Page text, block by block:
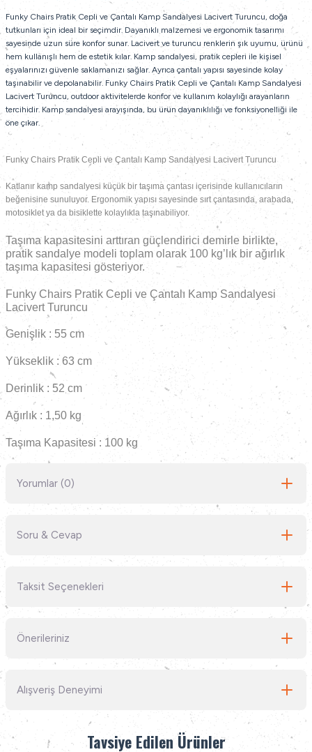
Funky Chairs Pratik Cepli ve Çantalı Kamp Sandalyesi Lacivert Turuncu, doğa
tutkunları için ideal bir seçimdir. Dayanıklı malzemesi ve ergonomik tasarımı
sayesinde uzun süre konfor sunar. Lacivert ve turuncu renklerin şık uyumu, ürünü
hem kullanışlı hem de estetik kılar. Kamp sandalyesi, pratik cepleri ile kişisel
eşyalarınızı güvenle saklamanızı sağlar. Ayrıca çantalı yapısı sayesinde kolay
taşınabilir ve depolanabilir. Funky Chairs Pratik Cepli ve Çantalı Kamp Sandalyesi
Lacivert Turuncu, outdoor aktivitelerde konfor ve kullanım kolaylığı arayanların
tercihidir. Kamp sandalyesi arayışında, bu ürün dayanıklılığı ve fonksiyonelliği ile
öne çıkar.
Funky Chairs Pratik Cepli ve Çantalı Kamp Sandalyesi Lacivert Turuncu
Katlanır kamp sandalyesi küçük bir taşıma çantası içerisinde kullanıcıların
beğenisine sunuluyor. Ergonomik yapısı sayesinde sırt çantasında, arabada,
motosiklet ya da bisiklette kolaylıkla taşınabiliyor.
Taşıma kapasitesini arttıran güçlendirici demirle birlikte,
pratik sandalye modeli toplam olarak 100 kg’lık bir ağırlık
taşıma kapasitesi gösteriyor.
Funky Chairs Pratik Cepli ve Çantalı Kamp Sandalyesi
Lacivert Turuncu
Genişlik : 55 cm
Yükseklik : 63 cm
Derinlik : 52 cm
Ağırlık : 1,50 kg
Taşıma Kapasitesi : 100 kg
Yorumlar (0)
Soru & Cevap
Taksit Seçenekleri
Önerileriniz
yetersiz gördüğünüz noktaları öneri formunu kullanarak tarafımıza
Görüş ve önerileriniz için teşekkür ederiz.
Alışveriş Deneyimi
Kullanışlı aradığım her şeye çabuk
ulaşıyorum
Tavsiye Edilen Ürünler